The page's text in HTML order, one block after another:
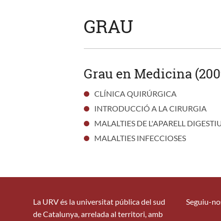
GRAU
Grau en Medicina
CLÍNICA QUIRÚRGICA
INTRODUCCIÓ A LA CIRURGIA
MALALTIES DE L'APARELL
MALALTIES INFECCIOSES
La URV és la universitat pública del sud
de Catalunya, arrelada al territori, amb
Seguiu-